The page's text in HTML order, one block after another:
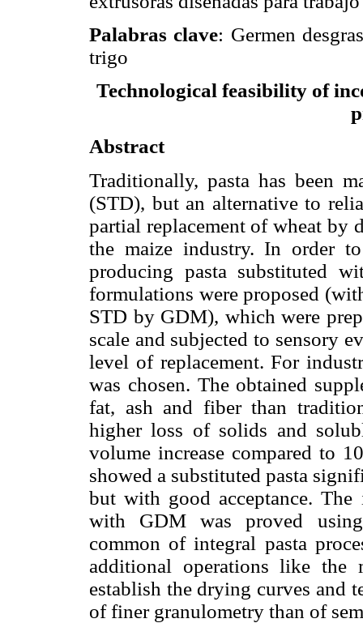
Palabras clave: Germen
trigo
Technological feasibility of
Abstract
Traditionally, pasta has been
(STD), but an alternative to
partial replacement of wheat by
the maize industry. In order
producing pasta substituted
formulations were proposed
STD by GDM), which were
scale and subjected to sensory
level of replacement. For
was chosen. The obtained
fat, ash and fiber than
higher loss of solids and
volume increase compared to
showed a substituted pasta
but with good acceptance.
with GDM was proved using
common of integral pasta
additional operations like
establish the drying curves and
of finer granulometry than of